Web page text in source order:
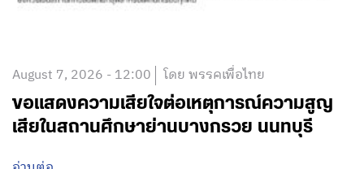
August 7, 2026 - 12:00 โดย พรรคเพื่อไทย
ขอแสดงความเสียใจต่อเหตุการณ์ความสูญ
เสียในสถานศึกษาย่านบางกรวย นนทบุรี